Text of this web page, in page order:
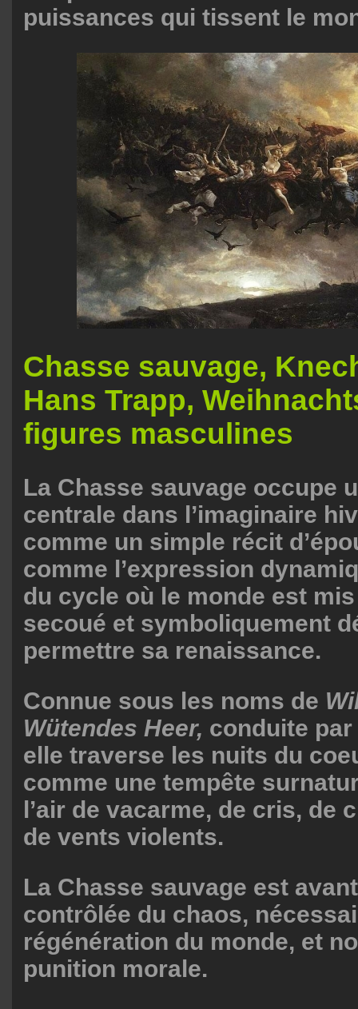
puissances qui tissent le
Chasse sauvage,
Hans Trapp,
figures masculines
La Chasse sauvage occupe
centrale dans l’imaginaire
comme un simple récit
comme l’expression
du cycle où le monde est
secoué et symboliquement
permettre sa renaissance.
Connue sous les noms de
Wütendes Heer, conduite
elle traverse les nuits du
comme une tempête
l’air de vacarme, de cris, de
de vents violents.
La Chasse sauvage est
contrôlée du chaos,
régénération du monde, et
punition morale.